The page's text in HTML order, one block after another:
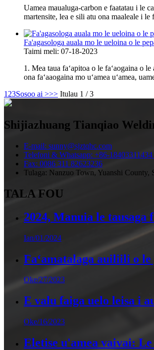
Uamea maualuga-carbon e faatatau i le
martensite, lea e sili atu ona maaleale i
Fa'agasologa auala mo le ueloina o le
Taimi meli: 07-18-2023
1. Mea taua faʻapitoa o le faʻaogaina o
ona faʻaaogaina mo uʻamea uʻamea,
1 23Sosoo ai >>> Itulau 1 / 3
Shijiazhuang Tianqiao
E-mail: sunny@sjztqhc.com
Telefoni & Whatsapp: +86-
Fax: 0086 311 82623236
Tulaga: Nanzuo Town, Yuanshi County,
TALA FOU
2024, Manuia le tausaga
Ian/01/2024
Faʻamatalaga auiliili o le
Oke/27/2023
E valu faiga uelo leisa i
Oke/16/2023
Eletise u'amea vaivai: